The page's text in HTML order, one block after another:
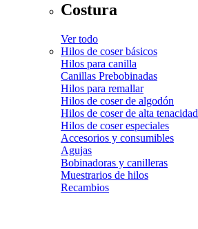
Costura
Ver todo
Hilos de coser básicos
Hilos para canilla
Canillas Prebobinadas
Hilos para remallar
Hilos de coser de algodón
Hilos de coser de alta tenacidad
Hilos de coser especiales
Accesorios y consumibles
Agujas
Bobinadoras y canilleras
Muestrarios de hilos
Recambios